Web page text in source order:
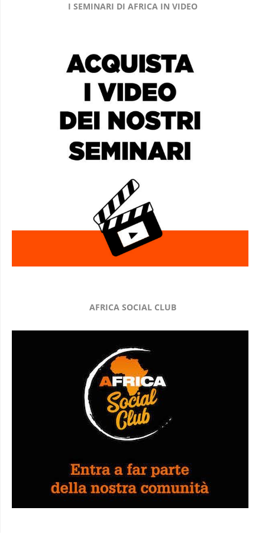
I SEMINARI DI AFRICA IN VIDEO
AFRICA SOCIAL CLUB